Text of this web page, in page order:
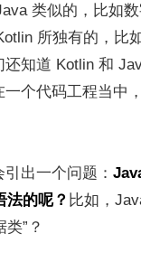
类似的，比如数
所独有的，比
还知道 Kotlin 和
个代码工程当中
出一个问题：
的呢？ 比如，
”？